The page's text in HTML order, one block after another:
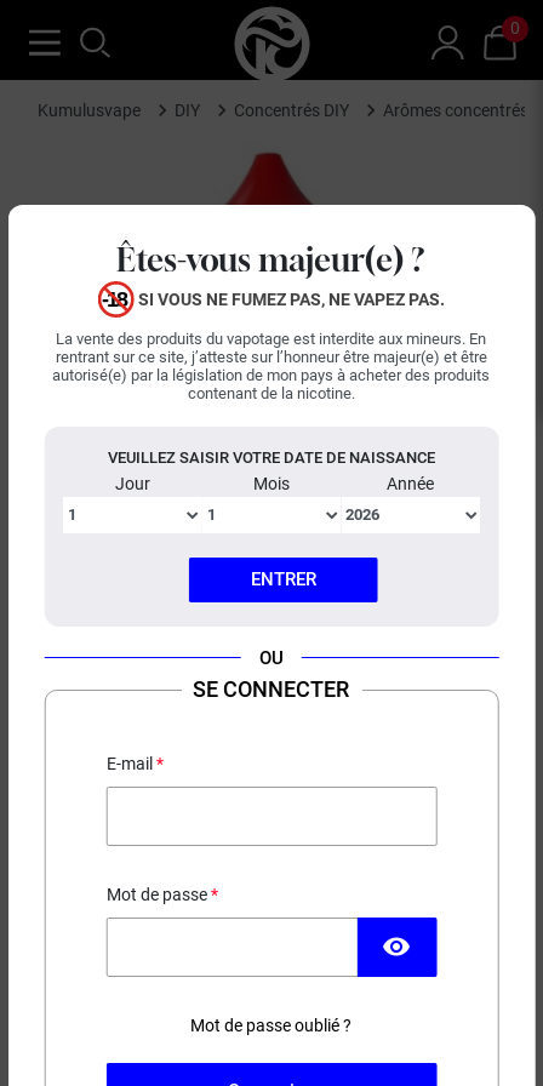
Êtes-vous majeur(e) ?
SI VOUS NE FUMEZ PAS, NE VAPEZ PAS.
La vente des produits du vapotage est interdite aux mineurs. En
rentrant sur ce site, j’atteste sur l’honneur être majeur(e) et être
autorisé(e) par la législation de mon pays à acheter des produits
contenant de la nicotine.
VEUILLEZ SAISIR VOTRE DATE DE NAISSANCE
Jour Mois Année
ENTRER
OU
SE CONNECTER
E-mail
Mot de passe
visibility
Mot de passe oublié ?
0
Kumulusvape DIY Concentrés DIY Arômes concentrés
CONCENTRÉ RED MOON RUD &
Barbe à papa - Fruits Rouges
EN STOCK
Contenance